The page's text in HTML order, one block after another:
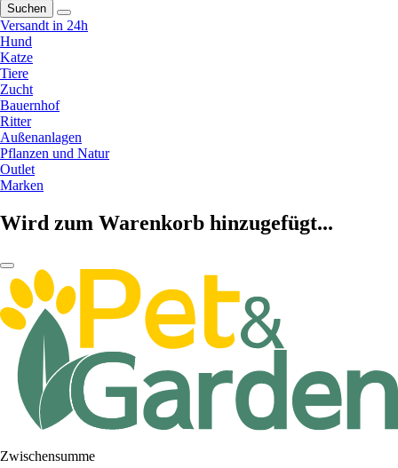
Suchen
Versandt in 24h
Hund
Katze
Tiere
Zucht
Bauernhof
Ritter
Außenanlagen
Pflanzen und Natur
Outlet
Marken
Wird zum Warenkorb hinzugefügt...
Zwischensumme